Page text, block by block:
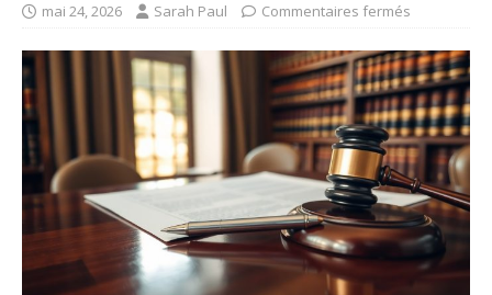
mai 24, 2026 Sarah Paul Commentaires fermés